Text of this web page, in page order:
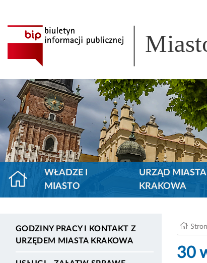
WŁADZE I
MIASTO
URZĄD MIASTA
KRAKOWA
GODZINY PRACY I KONTAKT Z
URZĘDEM MIASTA KRAKOWA
30